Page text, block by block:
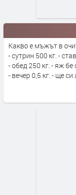
Какво е мъжът в
- сутрин 500 кг. -
- обед 250 кг. - яж бе
- вечер 0,5 кг. - ще